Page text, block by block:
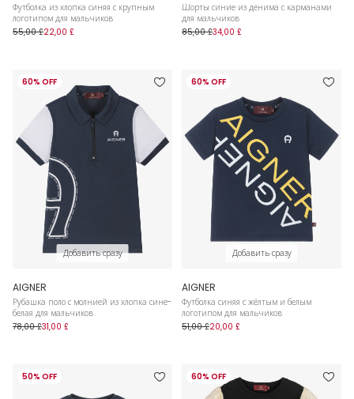
Футболка из хлопка синяя с крупным
логотипом для мальчиков
55,00 £22,00 £
Шорты синие из денима с карманами
для мальчиков
85,00 £34,00 £
60% OFF
Добавить сразу
AIGNER
Рубашка поло с молнией из хлопка сине-
белая для мальчиков
78,00 £31,00 £
60% OFF
Добавить сразу
AIGNER
Футболка синяя с жёлтым и белым
логотипом для мальчиков
51,00 £20,00 £
50% OFF 60% OFF